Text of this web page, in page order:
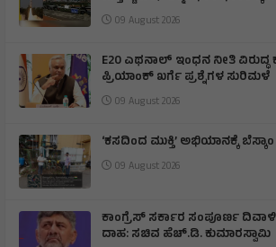
09 August 2026
E20 ಎಥನಾಲ್ ಇಂಧನ ನೀತಿ ವಿರುದ್ಧ
ಪ್ರಿಯಾಂಕ್ ಖರ್ಗೆ ಪ್ರಶ್ನೆಗಳ ಸುರಿಮಳೆ
09 August 2026
‘ಕಸದಿಂದ ಮುಕ್ತಿ’ ಅಭಿಯಾನಕ್ಕೆ
09 August 2026
ಕಾಂಗ್ರೆಸ್ ಸರ್ಕಾರ ಸಂಪೂರ್ಣ
ದಾಹ: ಸಚಿವ ಹೆಚ್.ಡಿ. ಕುಮಾರಸ್ವಾಮಿ